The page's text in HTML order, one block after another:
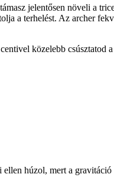
jelentősen növeli a
a terhelést. Az archer
közelebb csúsztatod
húzol, mert a